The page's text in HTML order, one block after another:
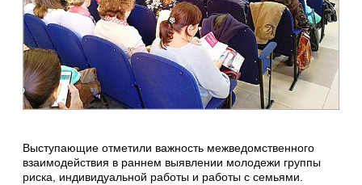
Выступающие отметили важность межведомственного
взаимодействия в раннем выявлении молодежи группы
риска, индивидуальной работы и работы с семьями.